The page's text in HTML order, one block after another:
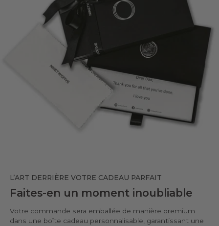
L’ART DERRIÈRE VOTRE CADEAU PARFAIT
Faites-en un moment inoubliable
Votre commande sera emballée de manière premium
dans une boîte cadeau personnalisable, garantissant une